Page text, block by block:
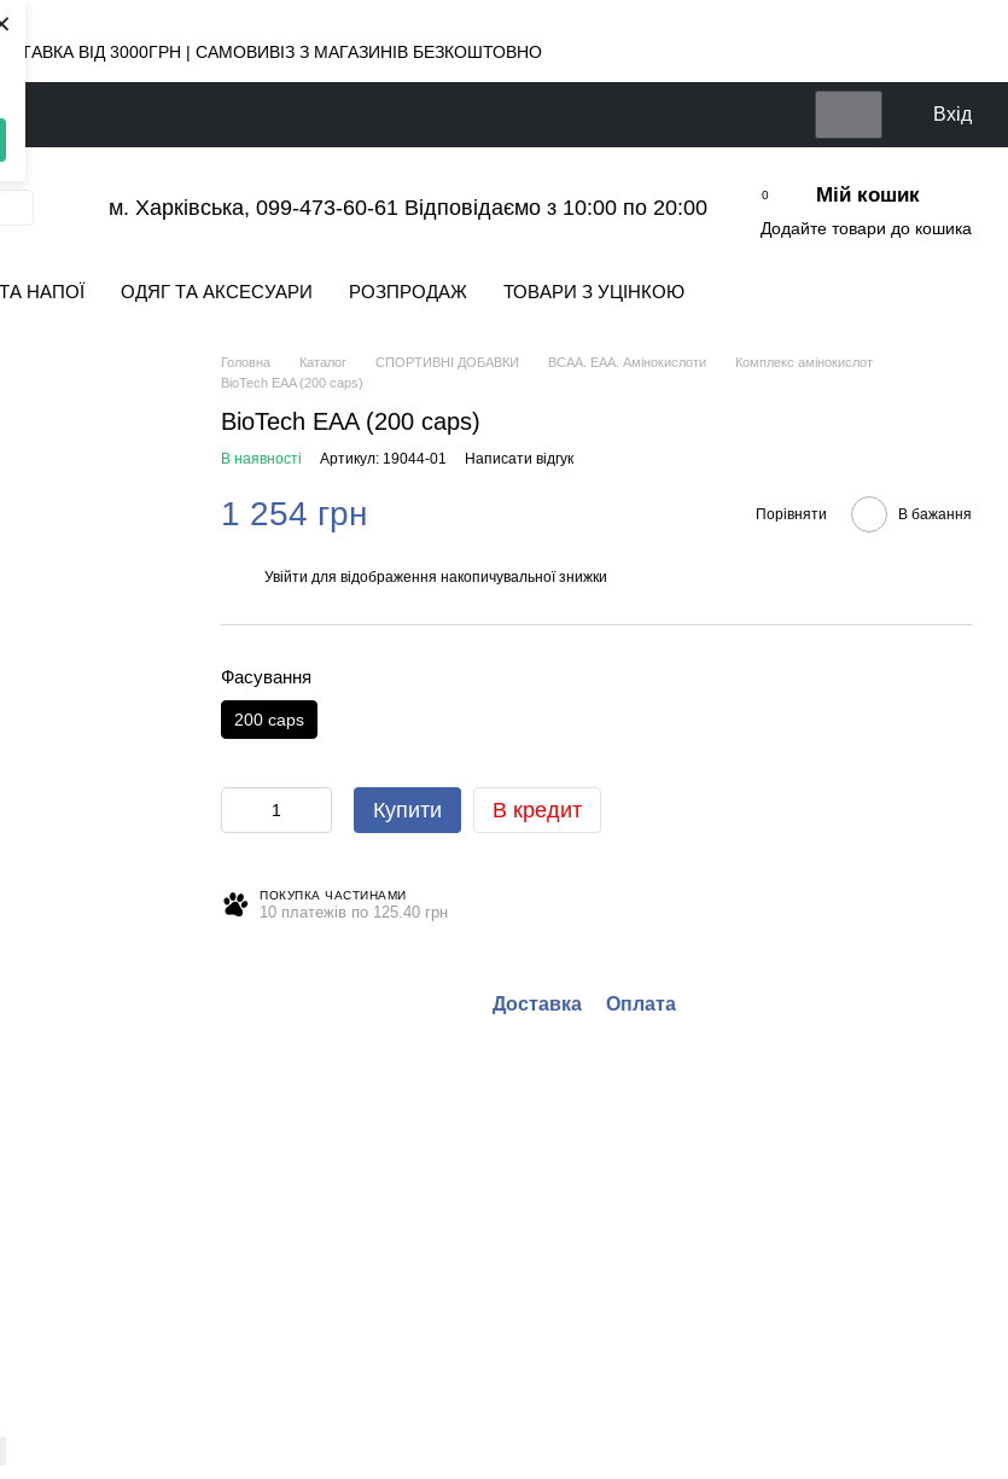
ВІД 3000ГРН | САМОВИВІЗ З МАГАЗИНІВ БЕЗКОШТОВНО
Вхід
м. Харківська, 099-473-60-61 Відповідаємо з 10:00 по 20:00
0 Мій кошик
Додайте товари до кошика
НАПОЇ ОДЯГ ТА АКСЕСУАРИ РОЗПРОДАЖ ТОВАРИ З УЦІНКОЮ
Головна Каталог СПОРТИВНІ ДОБАВКИ BCAA. EAA. Амінокислоти
Комплекс амінокислот
BioTech EAA (200 caps)
BioTech EAA (200 caps)
В наявності Артикул: 19044-01 Написати відгук
1 254 грн Порівняти В бажання
Увійти для відображення накопичувальної знижки
Фасування
200 caps
Купити В кредит
ПОКУПКА ЧАСТИНАМИ
10 платежів по 125.40 грн
Доставка Оплата